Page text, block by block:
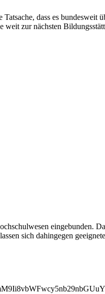
dass es bundesweit
zur nächsten
eingebunden.
sich dahingegen